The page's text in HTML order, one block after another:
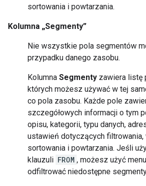
sortowania i powtarzania.
Kolumna „Segmenty”
Nie wszystkie pola segmentów
przypadku danego zasobu.
Kolumna Segmenty zawiera listę
których możesz używać w tej
co pola zasobu. Każde pole
szczegółowych informacji o tym
opisu, kategorii, typu danych,
ustawień dotyczących filtrowania,
sortowania i powtarzania. Jeśli
klauzuli FROM , możesz użyć menu
odfiltrować niedostępne